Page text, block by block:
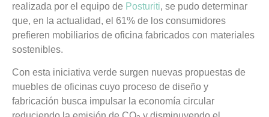
realizada por el equipo de Posturiti, se pudo determinar
que, en la actualidad, el 61% de los consumidores
prefieren mobiliarios de oficina fabricados con materiales
sostenibles.
Con esta iniciativa verde surgen nuevas propuestas de
muebles de oficinas cuyo proceso de diseño y
fabricación busca impulsar la economía circular